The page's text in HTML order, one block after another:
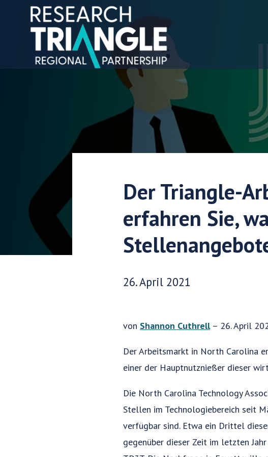
Zum Inhalt springen
Der Triangle-
erfahren Sie,
Veröffentlichungsdatum:
26. April 2021
von Shannon Cuthrell– 26. April
Der Arbeitsmarkt in North Carolina
einer der Hauptnutznießer dieser
Die North Carolina Technology
Stellen im Technologiebereich seit
verfügbar sind. Etwa ein Drittel
gegenüber dieser Zeit im letzten